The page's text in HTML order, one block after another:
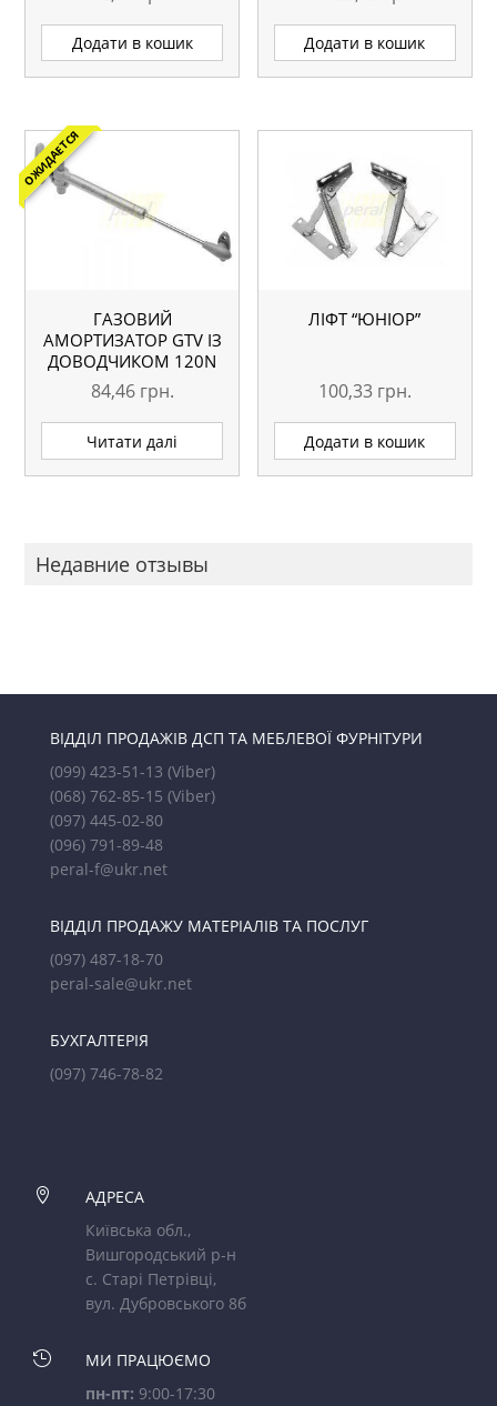
Додати в кошик Додати в кошик
ОЖИДАЕТСЯ
ГАЗОВИЙ
АМОРТИЗАТОР GTV ІЗ
ДОВОДЧИКОМ 120N
84,46 грн.
Читати далі
ЛІФТ “ЮНІОР”
100,33 грн.
Додати в кошик
Недавние отзывы
ВІДДІЛ ПРОДАЖІВ ДСП ТА МЕБЛЕВОЇ ФУРНІТУРИ
(099) 423-51-13 (Viber)
(068) 762-85-15 (Viber)
(097) 445-02-80
(096) 791-89-48
peral-f@ukr.net
ВІДДІЛ ПРОДАЖУ МАТЕРІАЛІВ ТА ПОСЛУГ
(097) 487-18-70
peral-sale@ukr.net
БУХГАЛТЕРІЯ
(097) 746-78-82

АДРЕСА
Київська обл.,
Вишгородський р-н
с. Старі Петрівці,
вул. Дубровського 8б

МИ ПРАЦЮЄМО
пн-пт: 9:00-17:30